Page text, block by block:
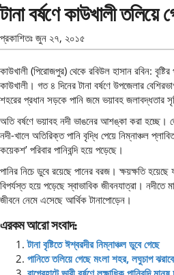
টানা বর্ষণে কাউখালী তলিয়ে
প্রকাশিতঃ জুন ২৭, ২০১৫
কাউখালী (পিরোজপুর) থেকে রবিউল হাসান রবিন:
কাউখালী। গত ৪ দিনের টানা বর্ষণে উপজেলার
শহরের প্রধান সড়কে পানি জমে ভয়াবহ জলাবদ্ধতার
অতি বর্ষণে ভয়াবহ নদী ভাঙনের আশঙ্কা করা হচ্ছে।
নদী-খালে অতিরিক্ত পানি বৃদ্ধি পেয়ে নিম্নাঞ্চল
কয়েকশ’ পরিবার পানিবন্দি হয়ে পড়েছে।
পানির নিচে ডুবে রয়েছে পানের বরজ। ক্ষয়ক্ষতি
বিপর্যস্ত হয়ে পড়েছে স্বাভাবিক জীবনযাত্রা।
জীবনে নেমে এসেছে আর্থিক টানাপোড়েন।
এরকম আরো সংবাদ:
টানা বৃষ্টিতে ঈশ্বরদীর নিম্নাঞ্চল ডুবে গেছে
পানিতে তলিয়ে গেছে মংলা শহর, লঘুচাপ